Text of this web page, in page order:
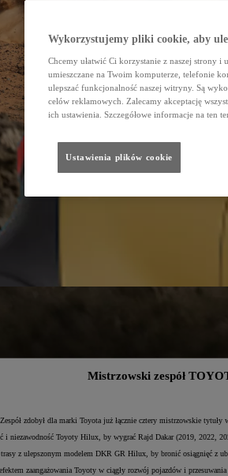
Mistrzowski zespół
zdobył dla marki Toyota już łącznie cztery mistrzowskie
i niezawodność Toyoty Hilux, by wygrać Rajd Dakar (2019, 2022,
z ulepszonym modelem DKR GR Hilux, by bronić osiągnięć z
zaangażowania Toyoty w ciągły rozwój pojazdów i
Wykorzystujemy pliki cookie, aby
Chcemy ułatwić Ci korzystanie z naszej strony
umieszczane na Twoim komputerze, telefonie
ulepszać funkcjonalność naszej witryny. Są
celów reklamowych. Zalecamy akceptację
ich ustawienia. Szczegółowe informacje na ten
Ustawienia plików cookie